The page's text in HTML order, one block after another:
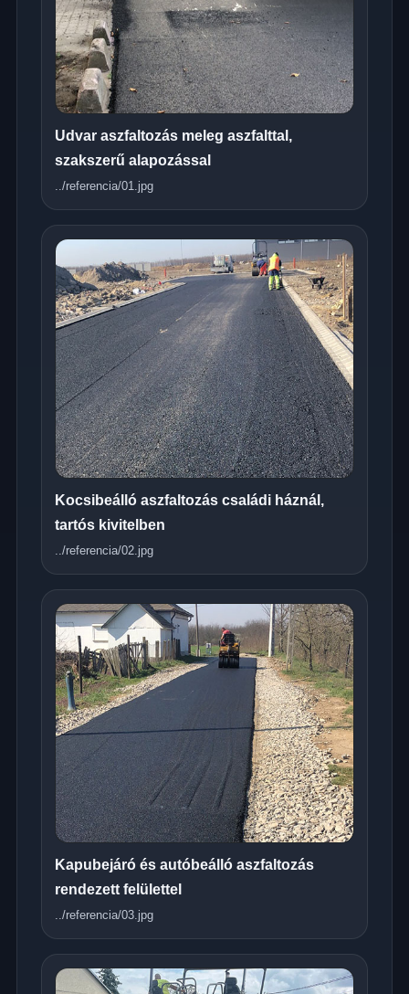
Udvar aszfaltozás meleg aszfalttal,
szakszerű alapozással
../referencia/01.jpg
Kocsibeálló aszfaltozás családi háznál,
tartós kivitelben
../referencia/02.jpg
Kapubejáró és autóbeálló aszfaltozás
rendezett felülettel
../referencia/03.jpg